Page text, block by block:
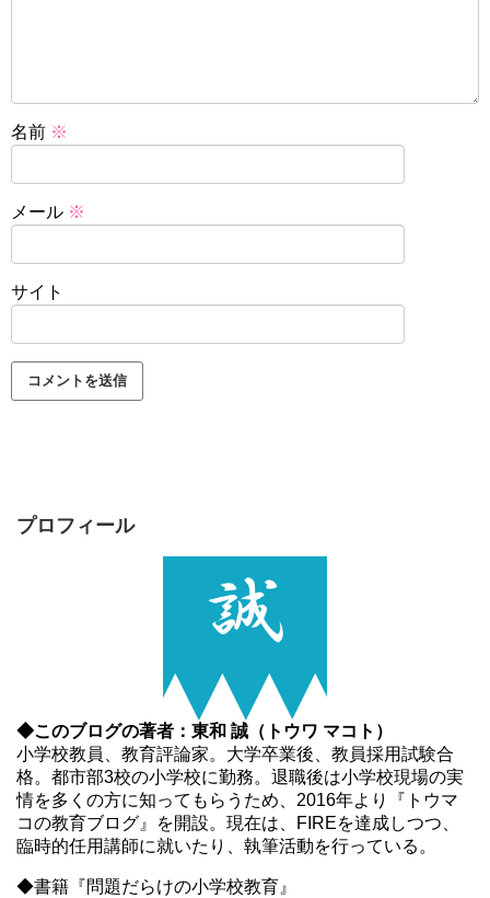
名前 ※
メール ※
サイト
プロフィール
◆このブログの著者：東和 誠（トウワ マコト）
小学校教員、教育評論家。大学卒業後、教員採用試験合
格。都市部3校の小学校に勤務。退職後は小学校現場の実
情を多くの方に知ってもらうため、2016年より『トウマ
コの教育ブログ』を開設。現在は、FIREを達成しつつ、
臨時的任用講師に就いたり、執筆活動を行っている。
◆書籍『問題だらけの小学校教育』